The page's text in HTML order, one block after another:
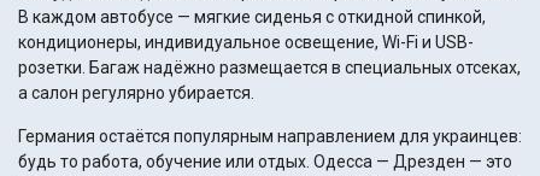
В каждом автобусе — мягкие сиденья с откидной спинкой,
кондиционеры, индивидуальное освещение, Wi-Fi и USB-
розетки. Багаж надёжно размещается в специальных отсеках,
а салон регулярно убирается.
Германия остаётся популярным направлением для украинцев:
будь то работа, обучение или отдых. Одесса — Дрезден — это